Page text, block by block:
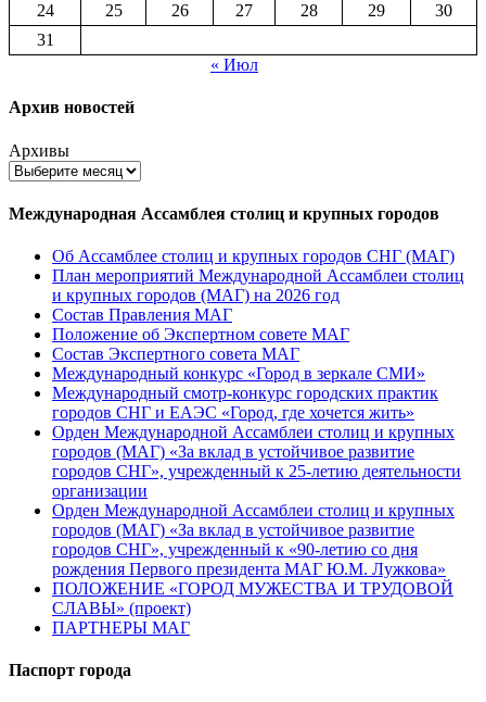
24
25 26 27 28 29
30
31
« Июл
Архив новостей
Архивы
Международная Ассамблея столиц и крупных городов
Об Ассамблее столиц и крупных городов СНГ (МАГ)
План мероприятий Международной Ассамблеи столиц
и крупных городов (МАГ) на 2026 год
Состав Правления МАГ
Положение об Экспертном совете МАГ
Состав Экспертного совета МАГ
Международный конкурс «Город в зеркале СМИ»
Международный смотр-конкурс городских практик
городов СНГ и ЕАЭС «Город, где хочется жить»
Орден Международной Ассамблеи столиц и крупных
городов (МАГ) «За вклад в устойчивое развитие
городов СНГ», учрежденный к 25-летию деятельности
организации
Орден Международной Ассамблеи столиц и крупных
городов (МАГ) «За вклад в устойчивое развитие
городов СНГ», учрежденный к «90-летию со дня
рождения Первого президента МАГ Ю.М. Лужкова»
ПОЛОЖЕНИЕ «ГОРОД МУЖЕСТВА И ТРУДОВОЙ
СЛАВЫ» (проект)
ПАРТНЕРЫ МАГ
Паспорт города